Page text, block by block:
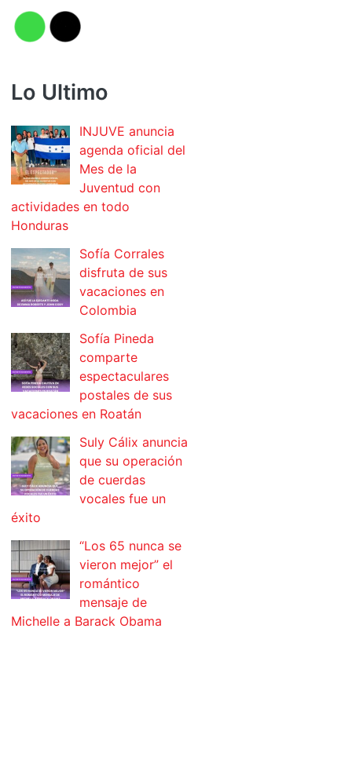
Lo Ultimo
INJUVE anuncia
agenda oficial del
Mes de la
Juventud con
actividades en todo
Honduras
Sofía Corrales
disfruta de sus
vacaciones en
Colombia
Sofía Pineda
comparte
espectaculares
postales de sus
vacaciones en Roatán
Suly Cálix anuncia
que su operación
de cuerdas
vocales fue un
éxito
“Los 65 nunca se
vieron mejor” el
romántico
mensaje de
Michelle a Barack Obama